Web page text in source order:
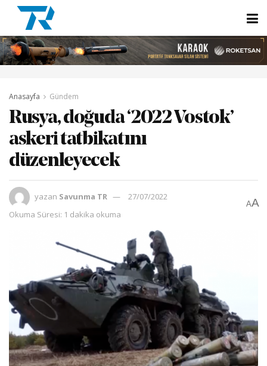
Anasayfa Gündem
Rusya, doğuda ‘2022 Vostok’
askeri tatbikatını
düzenleyecek
yazan Savunma TR
27/07/2022
Okuma Süresi: 1 dakika okuma
AA